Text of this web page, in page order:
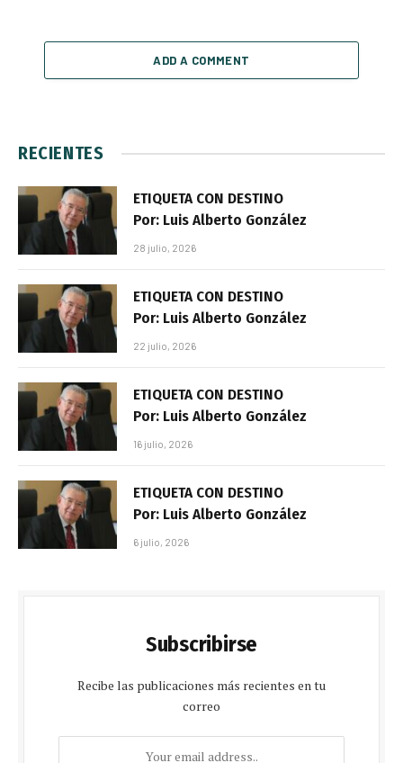
ADD A COMMENT
RECIENTES
ETIQUETA CON DESTINO
Por: Luis Alberto González
28 julio, 2026
ETIQUETA CON DESTINO
Por: Luis Alberto González
22 julio, 2026
ETIQUETA CON DESTINO
Por: Luis Alberto González
16 julio, 2026
ETIQUETA CON DESTINO
Por: Luis Alberto González
6 julio, 2026
Subscribirse
Recibe las publicaciones más recientes en tu
correo